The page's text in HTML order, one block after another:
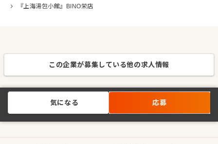
『上海湯包小館』BINO栄店
この企業が募集している他の求人情報
気になる 応募